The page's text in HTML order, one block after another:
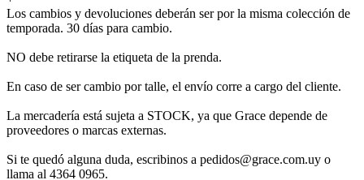
Los cambios y devoluciones deberán ser por la misma colección de
temporada. 30 días para cambio.
NO debe retirarse la etiqueta de la prenda.
En caso de ser cambio por talle, el envío corre a cargo del cliente.
La mercadería está sujeta a STOCK, ya que Grace depende de
proveedores o marcas externas.
Si te quedó alguna duda, escribinos a pedidos@grace.com.uy o
llama al 4364 0965.